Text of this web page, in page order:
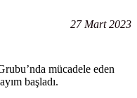
27 Mart 2023
mücadele eden
başladı.